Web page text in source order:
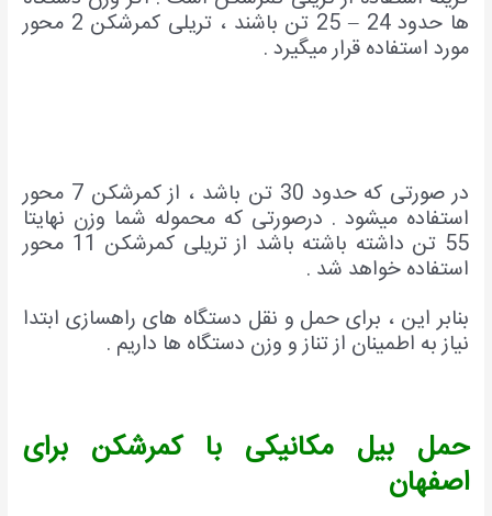
ها حدود 24 – 25 تن باشند ، تریلی کمرشکن 2 محور
مورد استفاده قرار میگیرد .
در صورتی که حدود 30 تن باشد ، از کمرشکن 7 محور
استفاده میشود . درصورتی که محموله شما وزن نهایتا
55 تن داشته باشته باشد از تریلی کمرشکن 11 محور
استفاده خواهد شد .
بنابر این ، برای حمل و نقل دستگاه های راهسازی ابتدا
نیاز به اطمینان از تناز و وزن دستگاه ها داریم .
حمل بیل مکانیکی با کمرشکن برای
اصفهان